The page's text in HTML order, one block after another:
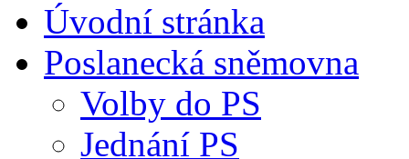
Úvodní stránka
Poslanecká sněmovna
Volby do PS
Jednání PS